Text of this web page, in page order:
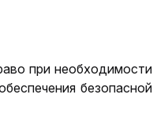
при необходимости
безопасной